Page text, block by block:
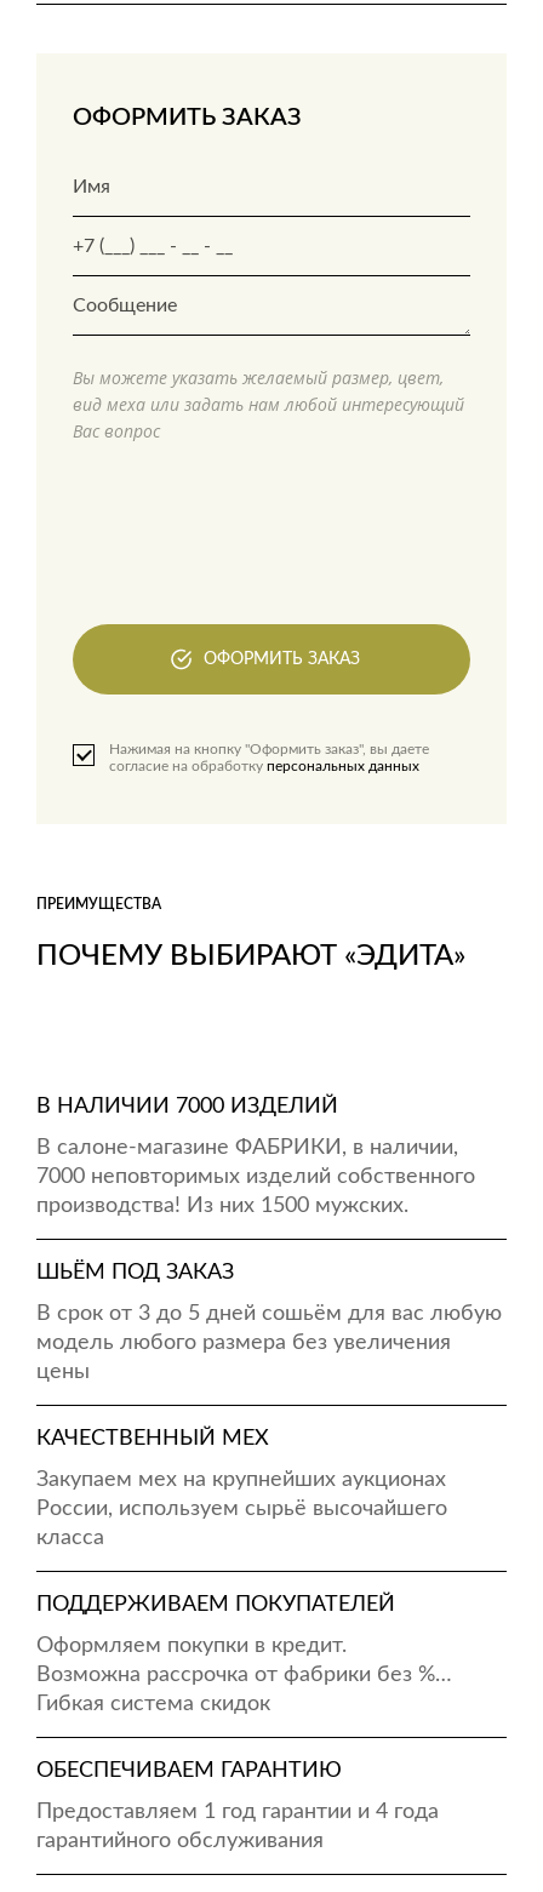
ОФОРМИТЬ ЗАКАЗ
Вы можете указать желаемый размер, цвет,
вид меха или задать нам любой интересующий
Вас вопрос
ОФОРМИТЬ ЗАКАЗ
Нажимая на кнопку "Оформить заказ", вы даете
согласие на обработку персональных данных
ПОЧЕМУ ВЫБИРАЮТ «ЭДИТА»
ПРЕИМУЩЕСТВА
В НАЛИЧИИ 7000 ИЗДЕЛИЙ
В салоне-магазине ФАБРИКИ, в наличии,
7000 неповторимых изделий собственного
производства! Из них 1500 мужских.
ШЬЁМ ПОД ЗАКАЗ
В срок от 3 до 5 дней сошьём для вас любую
модель любого размера без увеличения
цены
КАЧЕСТВЕННЫЙ МЕХ
Закупаем мех на крупнейших аукционах
России, используем сырьё высочайшего
класса
ПОДДЕРЖИВАЕМ ПОКУПАТЕЛЕЙ
Оформляем покупки в кредит.
Возможна рассрочка от фабрики без %…
Гибкая система скидок
ОБЕСПЕЧИВАЕМ ГАРАНТИЮ
Предоставляем 1 год гарантии и 4 года
гарантийного обслуживания